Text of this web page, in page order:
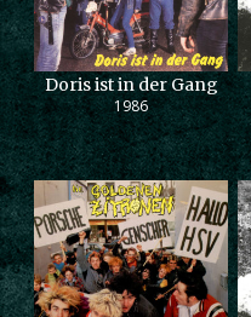
Doris ist in der Gang
1986